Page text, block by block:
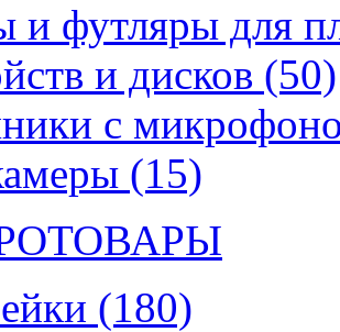
и футляры для
и дисков (50)
с
(15)
(180)